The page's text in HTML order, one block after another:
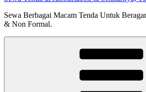
Sewa Berbagai Macam Tenda Untuk
& Non Formal.